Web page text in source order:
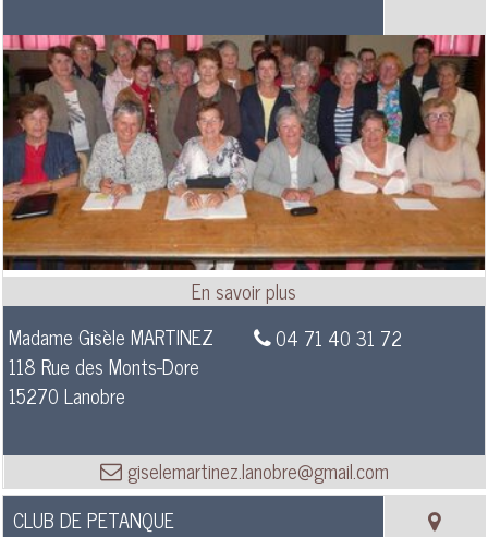
Madame Gisèle MARTINEZ
118 Rue des Monts-Dore
15270 Lanobre
04 71 40 31 72
giselemartinez.lanobre@gmail.com
CLUB DE PETANQUE